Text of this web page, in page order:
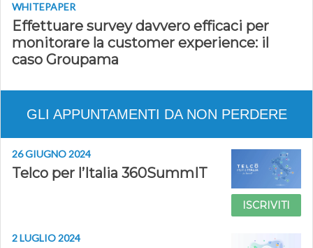
WHITEPAPER
Effettuare survey davvero efficaci per
monitorare la customer experience: il
caso Groupama
GLI APPUNTAMENTI DA NON PERDERE
26 GIUGNO 2024
Telco per l’Italia 360SummIT
ISCRIVITI
2 LUGLIO 2024